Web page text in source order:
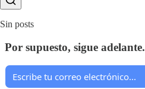
Sin posts
Por supuesto, sigue adelante.